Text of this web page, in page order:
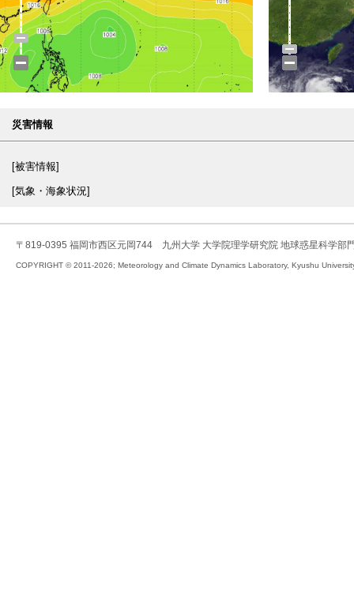
災害情報
[被害情報]
[気象・海象状況]
〒819-0395 福岡市西区元岡744 九州大学 大学院理学研究院 地球惑星科学部
COPYRIGHT © 2011-2026; Meteorology and Climate Dynamics Laboratory, Kyushu